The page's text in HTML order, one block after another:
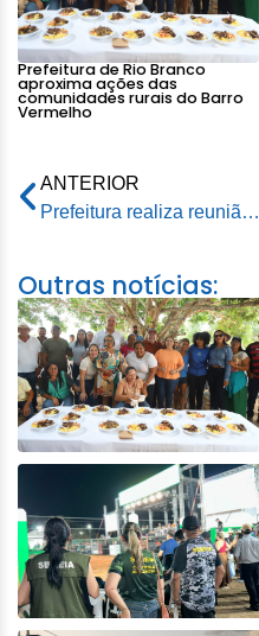
Prefeitura de Rio Branco
aproxima ações das
comunidades rurais do Barro
Vermelho
ANTERIOR
Prefeitura realiza reunião para lançamento do calendário de eventos esportivos
Outras notícias: